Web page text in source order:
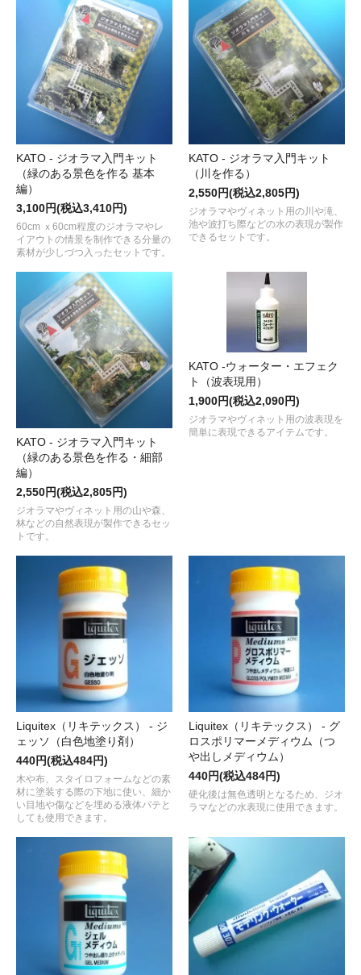
KATO - ジオラマ入門キット
（緑のある景色を作る 基本
編）
3,100円(税込3,410円)
60cm ｘ60cm程度のジオラマやレ
イアウトの情景を制作できる分量の
素材が少しづつ入ったセットです。
KATO - ジオラマ入門キット
（川を作る）
2,550円(税込2,805円)
ジオラマやヴィネット用の川や滝、
池や波打ち際などの水の表現が製作
できるセットです。
KATO - ジオラマ入門キット
（緑のある景色を作る・細部
編）
2,550円(税込2,805円)
ジオラマやヴィネット用の山や森、
林などの自然表現が製作できるセッ
トです。
KATO -ウォーター・エフェク
ト（波表現用）
1,900円(税込2,090円)
ジオラマやヴィネット用の波表現を
簡単に表現できるアイテムです。
Liquitex（リキテックス） - ジ
ェッソ（白色地塗り剤）
440円(税込484円)
木や布、スタイロフォームなどの素
材に塗装する際の下地に使い、細か
い目地や傷などを埋める液体パテと
しても使用できます。
Liquitex（リキテックス） - グ
ロスポリマーメディウム（つ
や出しメディウム）
440円(税込484円)
硬化後は無色透明となるため、ジオ
ラマなどの水表現に使用できます。